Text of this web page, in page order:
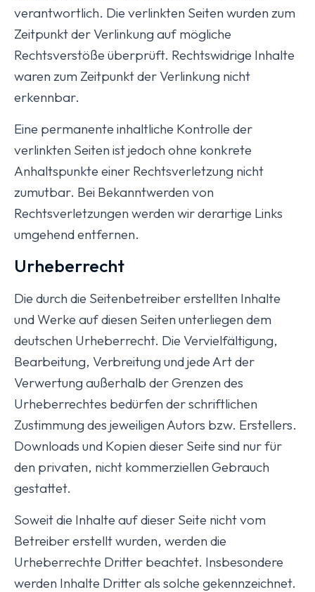
verantwortlich. Die verlinkten Seiten wurden zum
Zeitpunkt der Verlinkung auf mögliche
Rechtsverstöße überprüft. Rechtswidrige Inhalte
waren zum Zeitpunkt der Verlinkung nicht
erkennbar.
Eine permanente inhaltliche Kontrolle der
verlinkten Seiten ist jedoch ohne konkrete
Anhaltspunkte einer Rechtsverletzung nicht
zumutbar. Bei Bekanntwerden von
Rechtsverletzungen werden wir derartige Links
umgehend entfernen.
Urheberrecht
Die durch die Seitenbetreiber erstellten Inhalte
und Werke auf diesen Seiten unterliegen dem
deutschen Urheberrecht. Die Vervielfältigung,
Bearbeitung, Verbreitung und jede Art der
Verwertung außerhalb der Grenzen des
Urheberrechtes bedürfen der schriftlichen
Zustimmung des jeweiligen Autors bzw. Erstellers.
Downloads und Kopien dieser Seite sind nur für
den privaten, nicht kommerziellen Gebrauch
gestattet.
Soweit die Inhalte auf dieser Seite nicht vom
Betreiber erstellt wurden, werden die
Urheberrechte Dritter beachtet. Insbesondere
werden Inhalte Dritter als solche gekennzeichnet.